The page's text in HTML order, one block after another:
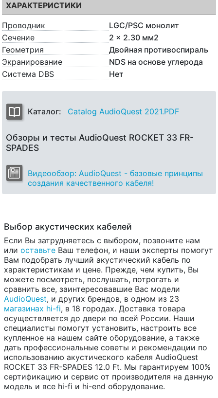
ХАРАКТЕРИСТИКИ
Проводник
LGC/PSC монолит
Сечение
2 x 2.30 мм2
Геометрия
Двойная противоспираль
Экранирование
NDS на основе углерода
Система DBS
Нет
Каталог: Catalog AudioQuest 2021.PDF
Обзоры и тесты AudioQuest ROCKET 33 FR-
SPADES
Видеообзор: AudioQuest - базовые принципы
создания качественного кабеля!
Выбор акустических кабелей
Если Вы затрудняетесь с выбором, позвоните нам
или оставьте Ваш телефон, и наши эксперты помогут
Вам подобрать лучший акустический кабель по
характеристикам и цене. Прежде, чем купить, Вы
можете посмотреть, послушать, потрогать и
сравнить все, заинтересовавшие Вас модели
AudioQuest, и других брендов, в одном из 23
магазинах hi-fi, в 18 городах. Доставка товара
осуществляется до двери по всей России. Наши
специалисты помогут установить, настроить все
купленное на нашем сайте оборудование, а также
дать профессиональные советы и рекомендации по
использованию акустического кабеля AudioQuest
ROCKET 33 FR-SPADES 12.0 Ft. Мы гарантируем 100%
сертификацию и сервис от производителя на данную
модель и все hi-fi и hi-end оборудование.